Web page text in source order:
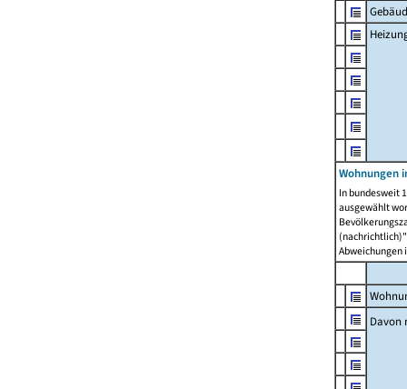
Wohnungen
In bundesweit
ausgewählt
Abweichungen
Davon